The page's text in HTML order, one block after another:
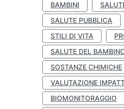
BAMBINI
SALUTE PUBBLICA
STILI DI VITA
SALUTE DEL
SOSTANZE CHIMICHE
VALUTAZIONE
BIOMONITORAGGIO